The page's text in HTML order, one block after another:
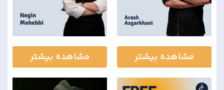
مشاهده بیشتر مشاهده بیشتر